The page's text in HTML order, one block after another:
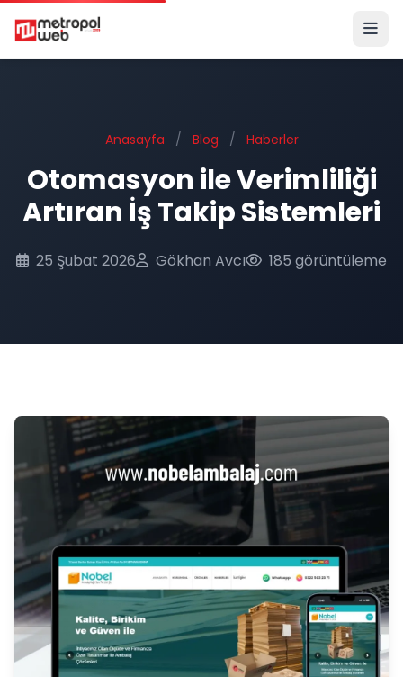
Ana içeriğe geç
Anasayfa / Blog / Haberler
Otomasyon ile Verimliliği
Artıran İş Takip Sistemleri
25 Şubat 2026 Gökhan Avcı 185 görüntüleme